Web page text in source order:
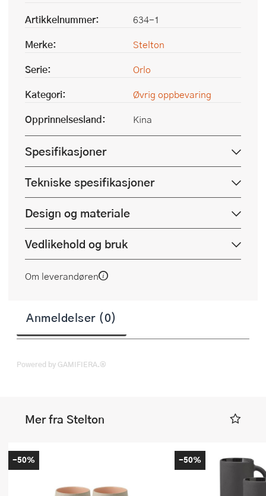
Artikkelnummer:
634-1
Merke:
Stelton
Serie:
Orlo
Kategori:
Øvrig oppbevaring
Opprinnelsesland:
Kina
Spesifikasjoner
Tekniske spesifikasjoner
Design og materiale
Vedlikehold og bruk
Om leverandøren
Anmeldelser (0)
Powered by GAMIFIERA.®
Mer fra Stelton
-50% -50%